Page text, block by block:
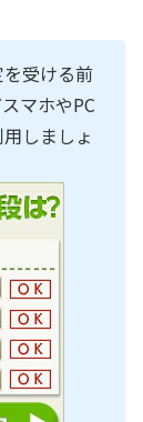
受ける前
マホやPC
しましょ